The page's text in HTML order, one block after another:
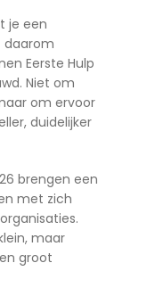
je een
daarom
Eerste Hulp
Niet om
om ervoor
duidelijker
brengen een
met zich
organisaties.
maar
groot